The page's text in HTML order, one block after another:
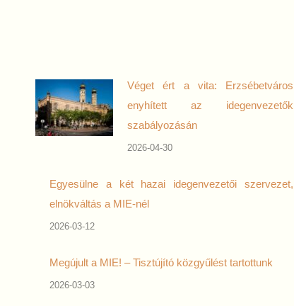
Véget ért a vita: Erzsébetváros
enyhített az idegenvezetők
szabályozásán
2026-04-30
Egyesülne a két hazai idegenvezetői szervezet,
elnökváltás a MIE-nél
2026-03-12
Megújult a MIE! – Tisztújító közgyűlést tartottunk
2026-03-03